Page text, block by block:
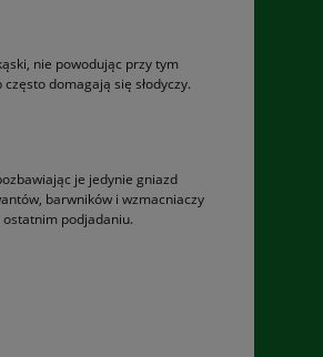
nie powodując przy tym
domagają się słodyczy.
je jedynie gniazd
barwników i wzmacniaczy
podjadaniu.